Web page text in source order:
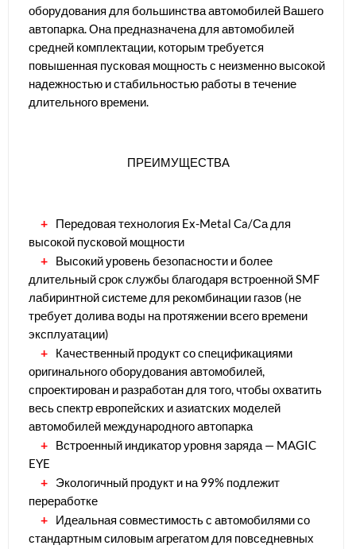
оборудования для большинства автомобилей Вашего
автопарка. Она предназначена для автомобилей
средней комплектации, которым требуется
повышенная пусковая мощность с неизменно высокой
надежностью и стабильностью работы в течение
длительного времени.
ПРЕИМУЩЕСТВА
Передовая технология Ex-Metal Ca/Са для
высокой пусковой мощности
Высокий уровень безопасности и более
длительный срок службы благодаря встроенной SMF
лабиринтной системе для рекомбинации газов (не
требует долива воды на протяжении всего времени
эксплуатации)
Качественный продукт со спецификациями
оригинального оборудования автомобилей,
спроектирован и разработан для того, чтобы охватить
весь спектр европейских и азиатских моделей
автомобилей международного автопарка
Встроенный индикатор уровня заряда — MAGIC
EYE
Экологичный продукт и на 99% подлежит
переработке
Идеальная совместимость с автомобилями со
стандартным силовым агрегатом для повседневных